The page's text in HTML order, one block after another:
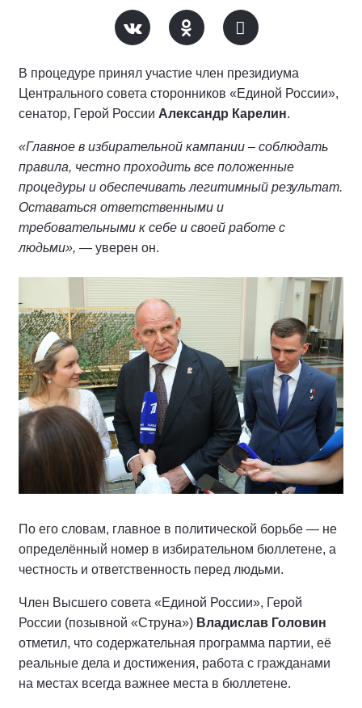
В процедуре принял участие член президиума
Центрального совета сторонников «Единой России»,
сенатор, Герой России Александр Карелин.
«Главное в избирательной кампании – соблюдать
правила, честно проходить все положенные
процедуры и обеспечивать легитимный результат.
Оставаться ответственными и
требовательными к себе и своей работе с
людьми», — уверен он.
По его словам, главное в политической борьбе — не
определённый номер в избирательном бюллетене, а
честность и ответственность перед людьми.
Член Высшего совета «Единой России», Герой
России (позывной «Струна») Владислав Головин
отметил, что содержательная программа партии, её
реальные дела и достижения, работа с гражданами
на местах всегда важнее места в бюллетене.